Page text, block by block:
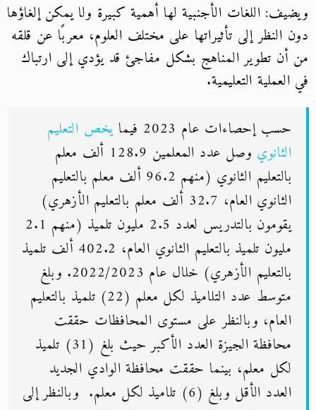
ويضيف: اللغات الأجنبية لها أهمية كبيرة ولا يمكن إلغاؤها
دون النظر إلى تأثيراتها على مختلف العلوم، معربًا عن قلقه
من أن تطوير المناهج بشكل مفاجئ قد يؤدي إلى ارتباك
في العملية التعليمية.
حسب إحصاءات عام 2023 فيما
يخص التعليم
الثانوي
وصل عدد المعلمين 128.9 ألف معلم
بالتعليم الثانوي (منهم 96.2 ألف معلم بالتعليم
الثانوي العام، 32.7 ألف معلم بالتعليم الأزهري)
يقومون بالتدريس لعدد 2.5 مليون تلميذ (منهم 2.1
مليون تلميذ بالتعليم الثانوي العام، 402.2 ألف تلميذ
بالتعليم الأزهري) خلال عام 2022/2023. وبلغ
متوسط عدد التلاميذ لكل معلم (22) تلميذ بالتعليم
العام، وبالنظر على مستوى المحافظات حققت
محافظة الجيزة العدد الأكبر حيث بلغ (31) تلميذ
لكل معلم، بينما حققت محافظة الوادي الجديد
العدد الأقل وبلغ (6) تلاميذ لكل معلم. وبالنظر إلى